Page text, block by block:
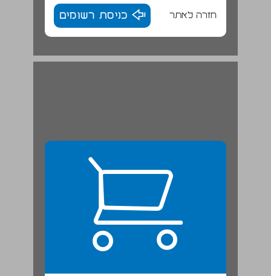
חזרה לאתר כניסת רשומים